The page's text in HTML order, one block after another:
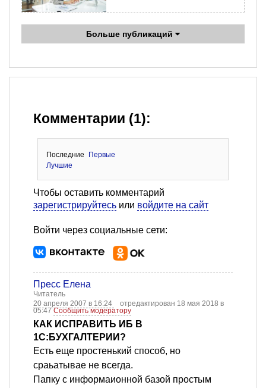
Больше публикаций
Комментарии (1):
Последние
Первые
Лучшие
Чтобы оставить комментарий
зарегистрируйтесь или войдите на сайт
Войти через социальные сети:
Пресс Елена
Читатель
20 апреля 2007 в 16:24
отредактирован 18 мая 2018 в
05:47Сообщить модератору
КАК ИСПРАВИТЬ ИБ В
1С:БУХГАЛТЕРИИ?
Есть еще простенький способ, но
сраьатывае не всегда.
Папку с информаионной базой простым